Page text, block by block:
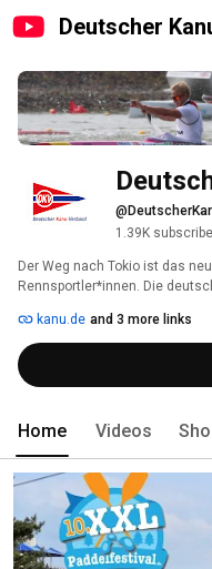
Deutscher
1.39K
Der Weg nach Tokio ist das
Rennsportler*innen. Die
auch in Rio 2016 nichts
zwei Silbermedaillen und
deutschen Kanuten erneut ihre
olympischen Sportarten.
kanu.de and 3 more links
Home Videos